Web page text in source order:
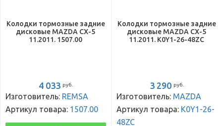
Колодки тормозные задние
дисковые MAZDA CX-5
11.2011. 1507.00
4 033 руб.
Изготовитель: REMSA
Артикул товара: 1507.00
Колодки тормозные задние
дисковые MAZDA CX-5
11.2011. K0Y1-26-48ZC
3 290 руб.
Изготовитель: MAZDA
Артикул товара: K0Y1-26-
48ZC